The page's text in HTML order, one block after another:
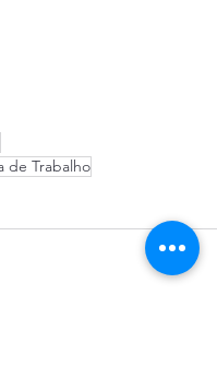
de Trabalho